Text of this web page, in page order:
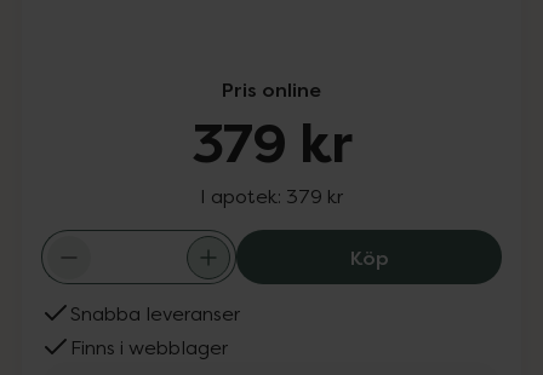
Pris online
379 kr
I apotek: 379 kr
KöpPixi Glow Peel
Snabba leveranser
Finns i webblager